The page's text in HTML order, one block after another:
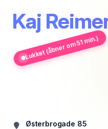
Kaj
Lukket (åbner om 51 min.)
Østerbrogade 85